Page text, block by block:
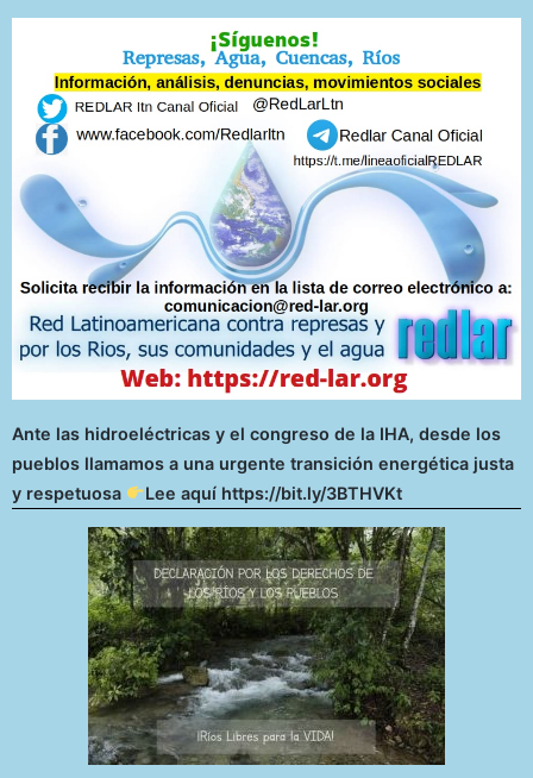
Ante las hidroeléctricas y el congreso de la IHA, desde los
pueblos llamamos a una urgente transición energética justa
y respetuosa
Lee aquí https://bit.ly/3BTHVKt